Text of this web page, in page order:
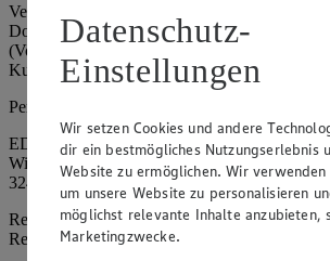
Vertretungsberechtigte: Mark Rosenkranz
Dominique Klingsiek (Vorstandsmitglied), Ulf-
(Vorstandsmitglied), Stephan Wohler
Kuhlmann (Aufsichtsratsvorsitzender)
Persönlich haftende Gesellschafterin:
EDEKA Minden-Hannover Holding GmbH
Wittelsbacherallee 61
32427 Minden
Registergericht: Amtsgericht Bad Oeynhausen
Registernummer: HRB 4086
Datenschutz-
Einstellungen
Wir setzen Cookies und andere
dir ein bestmögliches Nutzungserlebnis
Website zu ermöglichen. Wir
um unsere Website zu personalisieren
möglichst relevante Inhalte anzubieten,
Marketingzwecke.